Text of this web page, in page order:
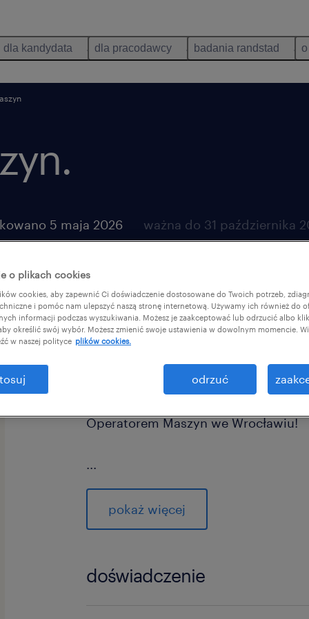
dla kandydata dla pracodawcy badania randstad
5 maja 2026 ważna do 31 października
Szukasz pracy, w której Twój
Operatorem Maszyn we Wrocławiu!
...
Szukasz stabilnego zatrudnienia w
ale kojarzysz produkcję wyłącznie z
przemysłem? Czas na zmianę
bezpiecznego i czystego
pokaż więcej
doświadczenie
o plikach cookies
cookies, aby zapewnić Ci doświadczenie dostosowane do Twoich potrzeb,
i pomóc nam ulepszyć naszą stronę internetową. Używamy ich również do
informacji podczas wyszukiwania. Możesz je zaakceptować lub odrzucić albo
aby określić swój wybór. Możesz zmienić swoje ustawienia w dowolnym momencie.
w naszej polityce plików cookies.
odrzuć